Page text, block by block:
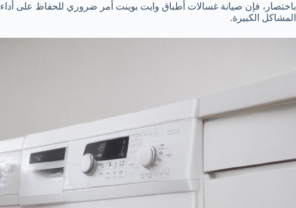
باختصار، فإن صيانة غسالات أطباق وايت بوينت أمر ضروري للحفاظ على
المشاكل الكبيرة.